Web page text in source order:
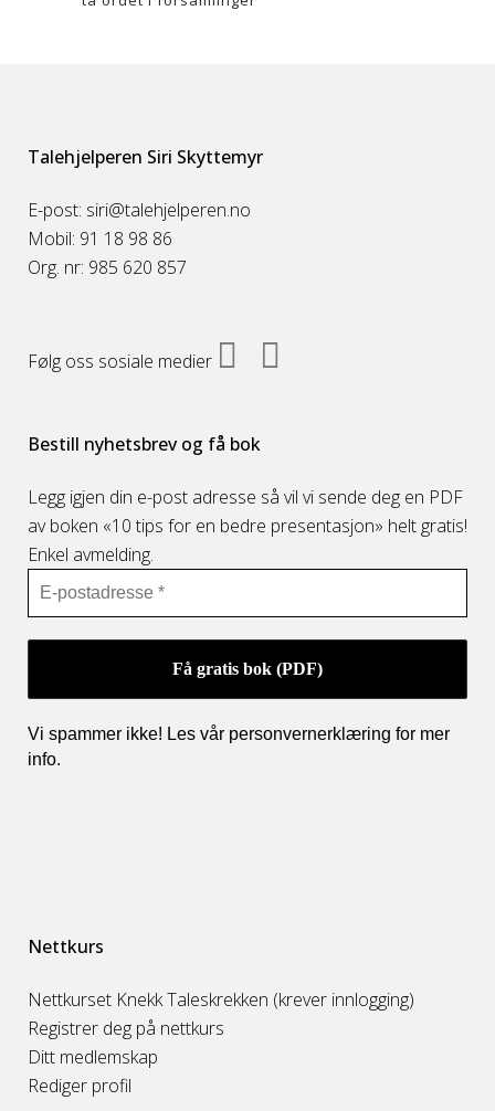
Talehjelperen Siri Skyttemyr
E-post: siri@talehjelperen.no
Mobil: 91 18 98 86
Org. nr: 985 620 857
Følg oss sosiale medier
Bestill nyhetsbrev og få bok
Legg igjen din e-post adresse så vil vi sende deg en PDF
av boken «10 tips for en bedre presentasjon» helt gratis!
Enkel avmelding.
Vi spammer ikke! Les vår personvernerklæring for mer
info.
Nettkurs
Nettkurset Knekk Taleskrekken (krever innlogging)
Registrer deg på nettkurs
Ditt medlemskap
Rediger profil